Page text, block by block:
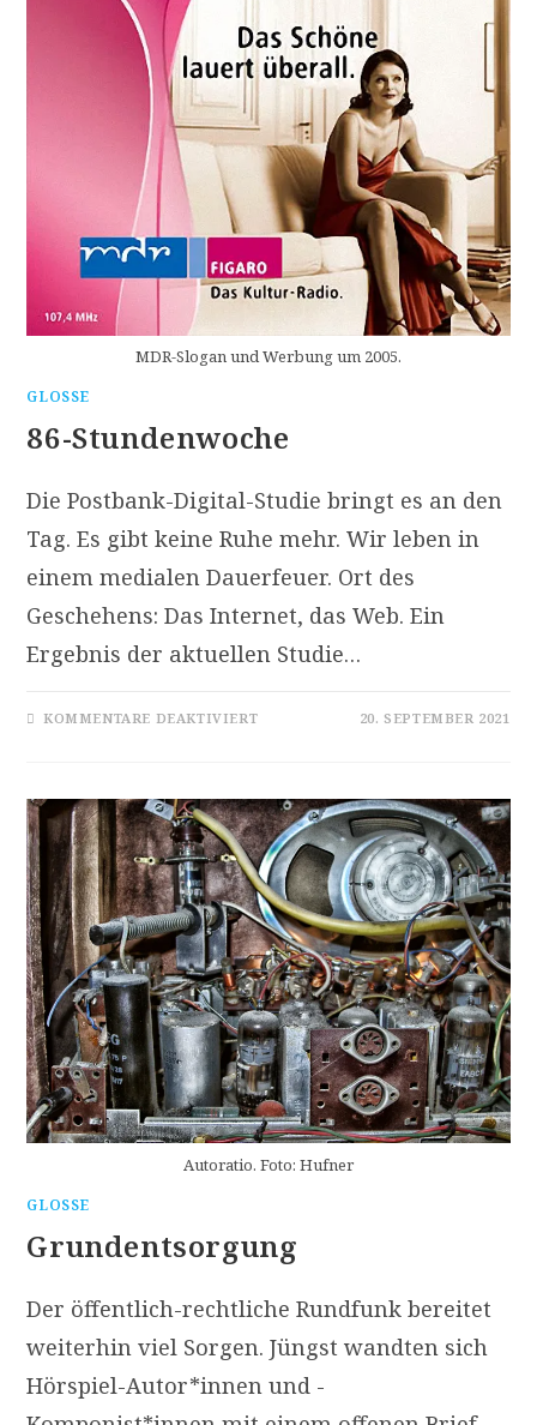
MDR-Slogan und Werbung um 2005.
GLOSSE
86-Stundenwoche
Die Postbank-Digital-Studie bringt es an den
Tag. Es gibt keine Ruhe mehr. Wir leben in
einem medialen Dauerfeuer. Ort des
Geschehens: Das Internet, das Web. Ein
Ergebnis der aktuellen Studie…
KOMMENTARE DEAKTIVIERTFÜR 20. SEPTEMBER 2021
Autoratio. Foto: Hufner
GLOSSE
Grundentsorgung
Der öffentlich-rechtliche Rundfunk bereitet
weiterhin viel Sorgen. Jüngst wandten sich
Hörspiel-Autor*innen und -